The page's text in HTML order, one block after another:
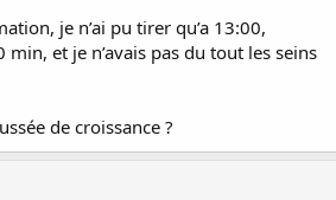
je n’ai pu tirer qu’a 13:00,
et je n’avais pas du tout les seins
de croissance ?